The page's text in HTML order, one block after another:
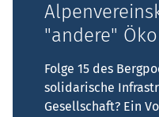
"andere"
Folge 15 des
solidarische
Gesellschaft? Ein